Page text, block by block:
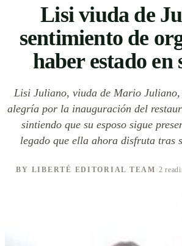
Lisi viuda de
sentimiento de
haber estado en
Lisi Juliano, viuda de Mario Juliano,
alegría por la inauguración del
sintiendo que su esposo sigue
legado que ella ahora disfruta tras
BY LIBERTÉ EDITORIAL TEAM ·2